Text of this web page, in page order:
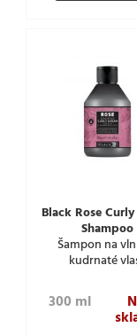
Black Rose
Shampoo
Šampon na
kudrnaté
300 ml